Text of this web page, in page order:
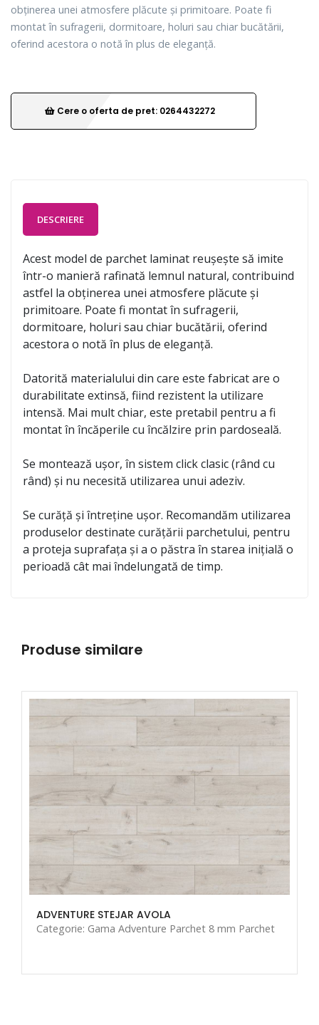
obținerea unei atmosfere plăcute și primitoare. Poate fi
montat în sufragerii, dormitoare, holuri sau chiar bucătării,
oferind acestora o notă în plus de eleganță.
Cere o oferta de pret: 0264432272
DESCRIERE
Acest model de parchet laminat reușește să imite
într-o manieră rafinată lemnul natural, contribuind
astfel la obținerea unei atmosfere plăcute și
primitoare. Poate fi montat în sufragerii,
dormitoare, holuri sau chiar bucătării, oferind
acestora o notă în plus de eleganță.
Datorită materialului din care este fabricat are o
durabilitate extinsă, fiind rezistent la utilizare
intensă. Mai mult chiar, este pretabil pentru a fi
montat în încăperile cu încălzire prin pardoseală.
Se montează ușor, în sistem click clasic (rând cu
rând) și nu necesită utilizarea unui adeziv.
Se curăță și întreține ușor. Recomandăm utilizarea
produselor destinate curățării parchetului, pentru
a proteja suprafața și a o păstra în starea inițială o
perioadă cât mai îndelungată de timp.
Produse similare
ADVENTURE STEJAR AVOLA
Categorie: Gama Adventure Parchet 8 mm Parchet